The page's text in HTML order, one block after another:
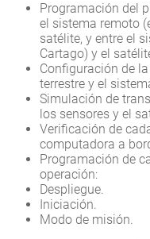
Programación del
el sistema remoto
satélite, y entre el
Cartago) y el
Configuración de
terrestre y el
Simulación de
los sensores y el
Verificación de
computadora a
Programación de
operación:
Despliegue.
Iniciación.
Modo de misión.